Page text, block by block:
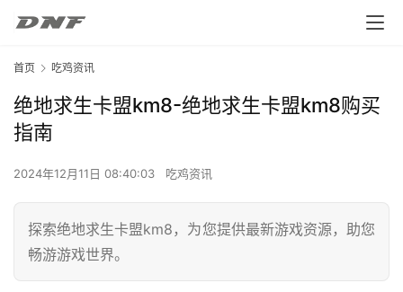
首页 吃鸡资讯
绝地求生卡盟km8-绝地求生卡盟km8购买
指南
2024年12月11日 08:40:03 吃鸡资讯
探索绝地求生卡盟km8，为您提供最新游戏资源，助您
畅游游戏世界。